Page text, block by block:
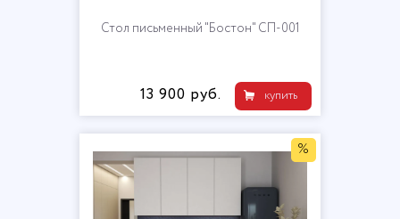
Стол письменный "Бостон" СП-001
купить
13 900 руб.
%